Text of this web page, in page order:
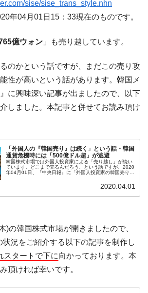
鉄鋼最大手『POSCO』ズブズブ沈む。
少
国下院「韓国の公務員個人をターゲット
出！⇒ クーパン問題は合衆国企業に対
。
国半導体『SKハイニックス』2026年2Qの
当期純利益は前年同期比13.4倍に。
出るからできない。
報】韓国株式市場の暴落・本日07月29
・サーキットブレイカーの二段コンボ
「2026年1Q 資金循環統計」面白い結果
化学企業最大手『ロッテケミカル』純
sise/sise_trans_style.nhn
年04月01日15：33現在のものです。
億ウォン 」も売り越しています。
のかという話ですが、まだこの売り攻
性が高いという話があります。韓国メ
に興味深い記事が出ましたので、以下
しました。本記事と併せてお読み頂け
「外国人の『韓国売り』は続く」という話・韓国
通貨危機時には「500億ドル超」が逃避
韓国株式市場では外国人投資家による「売り越し」が続い
ています。どこまで売るんだろう、という話ですが、2020
年04月01日、『中央日報』に「外国人投資家の韓国売りは
2020.04.01
)の韓国株式市場が開きましたので、
況をご紹介する以下の記事を制作し
スタートで下に向かっております。本
頂ければ幸いです。